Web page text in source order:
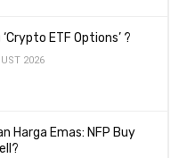
ETF Options’ ?
2026
Harga Emas: NFP Buy